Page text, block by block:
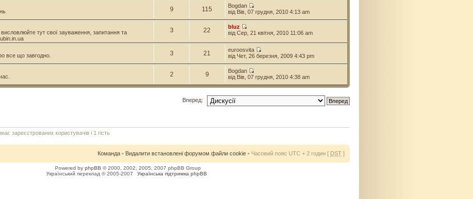
9 115
Bogdan
від Вів, 07 грудня, 2010 4:13 am
тут свої зауваження, запитання та
3 22
bluz
від Сер, 21 квітня, 2010 11:06 am
все що завгодно. 3 21
euroosvita
від Чет, 26 березня, 2009 4:43 pm
2 9
Bogdan
від Вів, 07 грудня, 2010 4:38 am
Вперед:
зареєстрованих користувачів і 1 гість
Команда • Видалити встановлені форумом файли cookie • Часовий пояс UTC + 2 годин [ DST ]
Powered by phpBB © 2000, 2002, 2005, 2007 phpBB Group
Український переклад © 2005-2007
Українська підтримка phpBB